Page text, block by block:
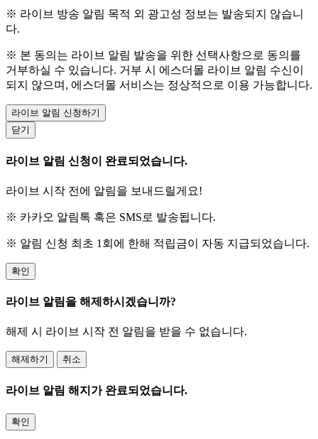
※ 라이브 방송 알림 목적 외 광고성 정보는 발송되지 않습니
다.
※ 본 동의는 라이브 알림 발송을 위한 선택사항으로 동의를
거부하실 수 있습니다. 거부 시 에스더몰 라이브 알림 수신이
되지 않으며, 에스더몰 서비스는 정상적으로 이용 가능합니다.
라이브 알림 신청하기
닫기
라이브 알림 신청이 완료되었습니다.
라이브 시작 전에 알림을 보내드릴게요!
※ 카카오 알림톡 혹은 SMS로 발송됩니다.
※ 알림 신청 최초 1회에 한해 적립금이 자동 지급되었습니다.
확인
라이브 알림을 해제하시겠습니까?
해제 시 라이브 시작 전 알림을 받을 수 없습니다.
해제하기 취소
라이브 알림 해지가 완료되었습니다.
확인